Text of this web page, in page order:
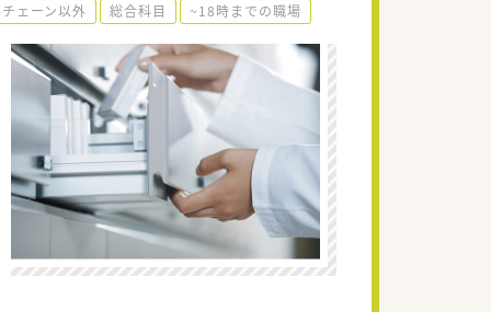
ェーン以外 総合科目 ~18時までの職場